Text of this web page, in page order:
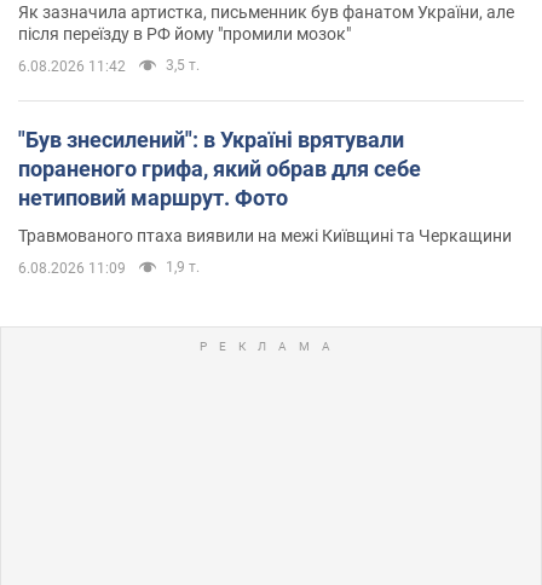
Як зазначила артистка, письменник був фанатом України, але
після переїзду в РФ йому "промили мозок"
6.08.2026 11:42 3,5 т.
"Був знесилений": в Україні врятували
пораненого грифа, який обрав для себе
нетиповий маршрут. Фото
Травмованого птаха виявили на межі Київщині та Черкащини
6.08.2026 11:09 1,9 т.